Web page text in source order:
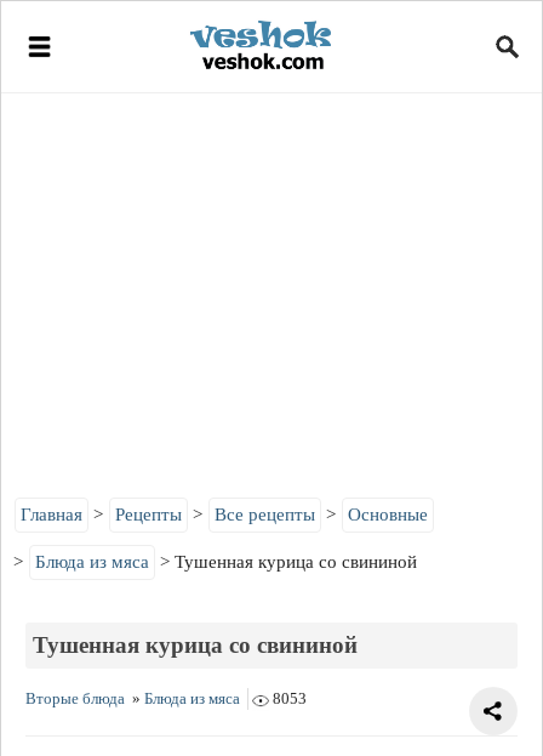
Главная Рецепты Все рецепты Основные
Блюда из мяса Тушенная курица со свининой
Тушенная курица со свининой
Вторые блюда » Блюда из мяса 8053